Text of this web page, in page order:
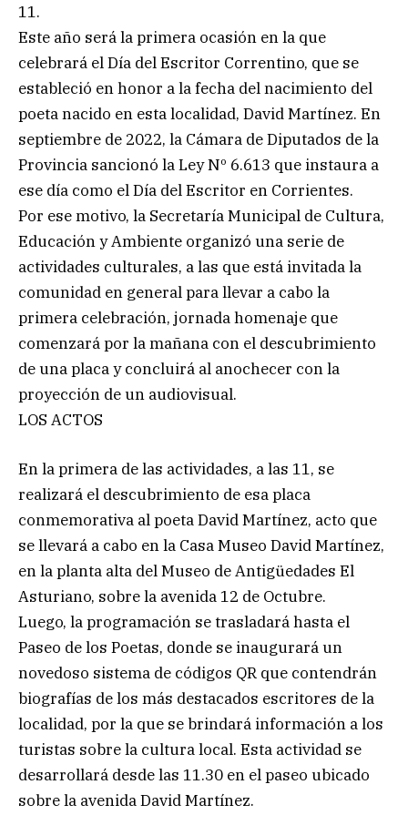
11.
Este año será la primera ocasión en la que
celebrará el Día del Escritor Correntino, que se
estableció en honor a la fecha del nacimiento del
poeta nacido en esta localidad, David Martínez. En
septiembre de 2022, la Cámara de Diputados de la
Provincia sancionó la Ley Nº 6.613 que instaura a
ese día como el Día del Escritor en Corrientes.
Por ese motivo, la Secretaría Municipal de Cultura,
Educación y Ambiente organizó una serie de
actividades culturales, a las que está invitada la
comunidad en general para llevar a cabo la
primera celebración, jornada homenaje que
comenzará por la mañana con el descubrimiento
de una placa y concluirá al anochecer con la
proyección de un audiovisual.
LOS ACTOS
En la primera de las actividades, a las 11, se
realizará el descubrimiento de esa placa
conmemorativa al poeta David Martínez, acto que
se llevará a cabo en la Casa Museo David Martínez,
en la planta alta del Museo de Antigüedades El
Asturiano, sobre la avenida 12 de Octubre.
Luego, la programación se trasladará hasta el
Paseo de los Poetas, donde se inaugurará un
novedoso sistema de códigos QR que contendrán
biografías de los más destacados escritores de la
localidad, por la que se brindará información a los
turistas sobre la cultura local. Esta actividad se
desarrollará desde las 11.30 en el paseo ubicado
sobre la avenida David Martínez.